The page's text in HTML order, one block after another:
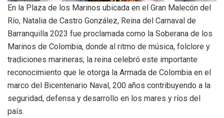
En la Plaza de los Marinos ubicada en el Gran Malecón del
Río, Natalia de Castro González, Reina del Carnaval de
Barranquilla 2023 fue proclamada como la Soberana de los
Marinos de Colombia, donde al ritmo de música, folclore y
tradiciones marineras, la reina celebró este importante
reconocimiento que le otorga la Armada de Colombia en el
marco del Bicentenario Naval, 200 años contribuyendo a la
seguridad, defensa y desarrollo en los mares y ríos del
país.